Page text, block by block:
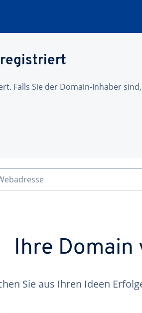
Falls Sie der Domain-Inhaber
Ihre Domain
Sie aus Ihren Ideen